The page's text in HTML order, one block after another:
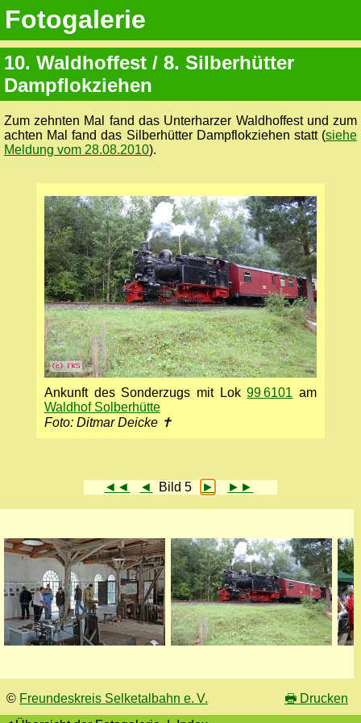
Fotogalerie
10. Waldhoffest / 8. Silberhütter
Dampflokziehen
Zum zehnten Mal fand das Unterharzer Waldhoffest und zum
achten Mal fand das Silberhütter Dampflokziehen statt (siehe
Meldung vom 28.08.2010).
Ankunft des Sonderzugs mit Lok99 6101 am
Waldhof Solberhütte
Foto: Ditmar Deicke ✝
◄◄ ◄ Bild 5 ► ►►
© Freundeskreis Selketalbahn e. V. 🖶 Drucken